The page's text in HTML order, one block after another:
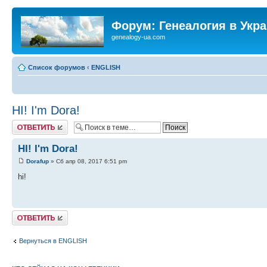
Форум: Генеалогия в
genealogy-ua.com
Список форумов ‹ ENGLISH
HI! I'm Dora!
Ответить
HI! I'm Dora!
Dorafup » Сб апр 08, 2017 6:51 pm
hi!
Ответить
Вернуться в ENGLISH